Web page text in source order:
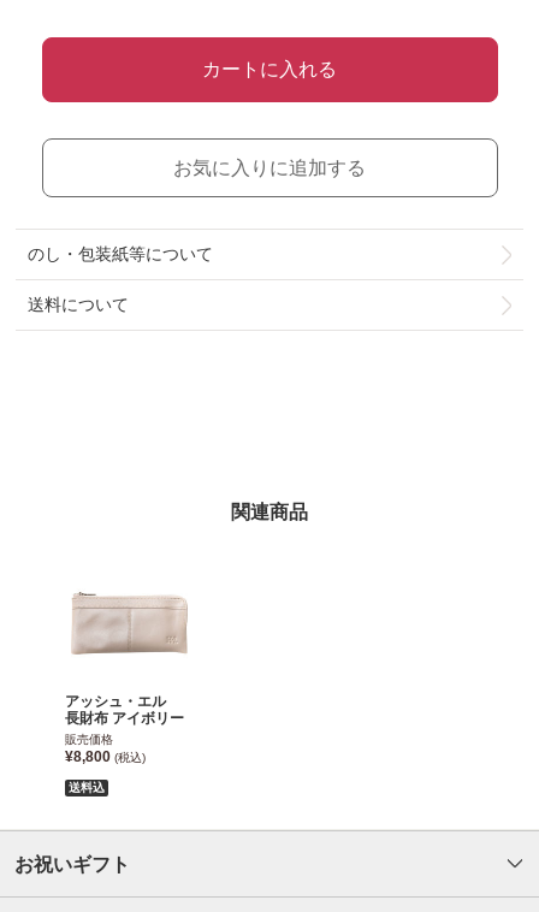
カートに入れる
お気に入りに追加する
のし・包装紙等について
送料について
関連商品
アッシュ・エル
長財布 アイボリー
販売価格
¥8,800 (税込)
送料込
お祝いギフト